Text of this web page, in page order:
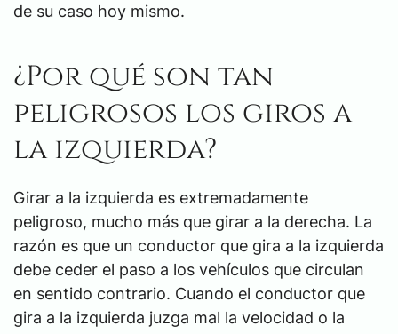
de su caso hoy mismo.
¿Por qué son tan
peligrosos los giros a
la izquierda?
Girar a la izquierda es extremadamente
peligroso, mucho más que girar a la derecha. La
razón es que un conductor que gira a la izquierda
debe ceder el paso a los vehículos que circulan
en sentido contrario. Cuando el conductor que
gira a la izquierda juzga mal la velocidad o la